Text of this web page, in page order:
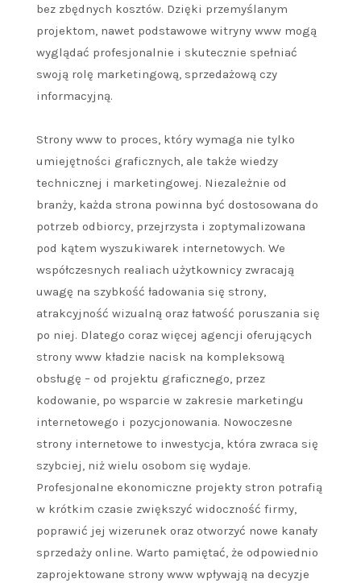
bez zbędnych kosztów. Dzięki przemyślanym
projektom, nawet podstawowe witryny www mogą
wyglądać profesjonalnie i skutecznie spełniać
swoją rolę marketingową, sprzedażową czy
informacyjną.
Strony www to proces, który wymaga nie tylko
umiejętności graficznych, ale także wiedzy
technicznej i marketingowej. Niezależnie od
branży, każda strona powinna być dostosowana do
potrzeb odbiorcy, przejrzysta i zoptymalizowana
pod kątem wyszukiwarek internetowych. We
współczesnych realiach użytkownicy zwracają
uwagę na szybkość ładowania się strony,
atrakcyjność wizualną oraz łatwość poruszania się
po niej. Dlatego coraz więcej agencji oferujących
strony www kładzie nacisk na kompleksową
obsługę – od projektu graficznego, przez
kodowanie, po wsparcie w zakresie marketingu
internetowego i pozycjonowania. Nowoczesne
strony internetowe to inwestycja, która zwraca się
szybciej, niż wielu osobom się wydaje.
Profesjonalne ekonomiczne projekty stron potrafią
w krótkim czasie zwiększyć widoczność firmy,
poprawić jej wizerunek oraz otworzyć nowe kanały
sprzedaży online. Warto pamiętać, że odpowiednio
zaprojektowane strony www wpływają na decyzje